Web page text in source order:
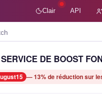
Clair API
DE BOOST
— 13% de réduction sur